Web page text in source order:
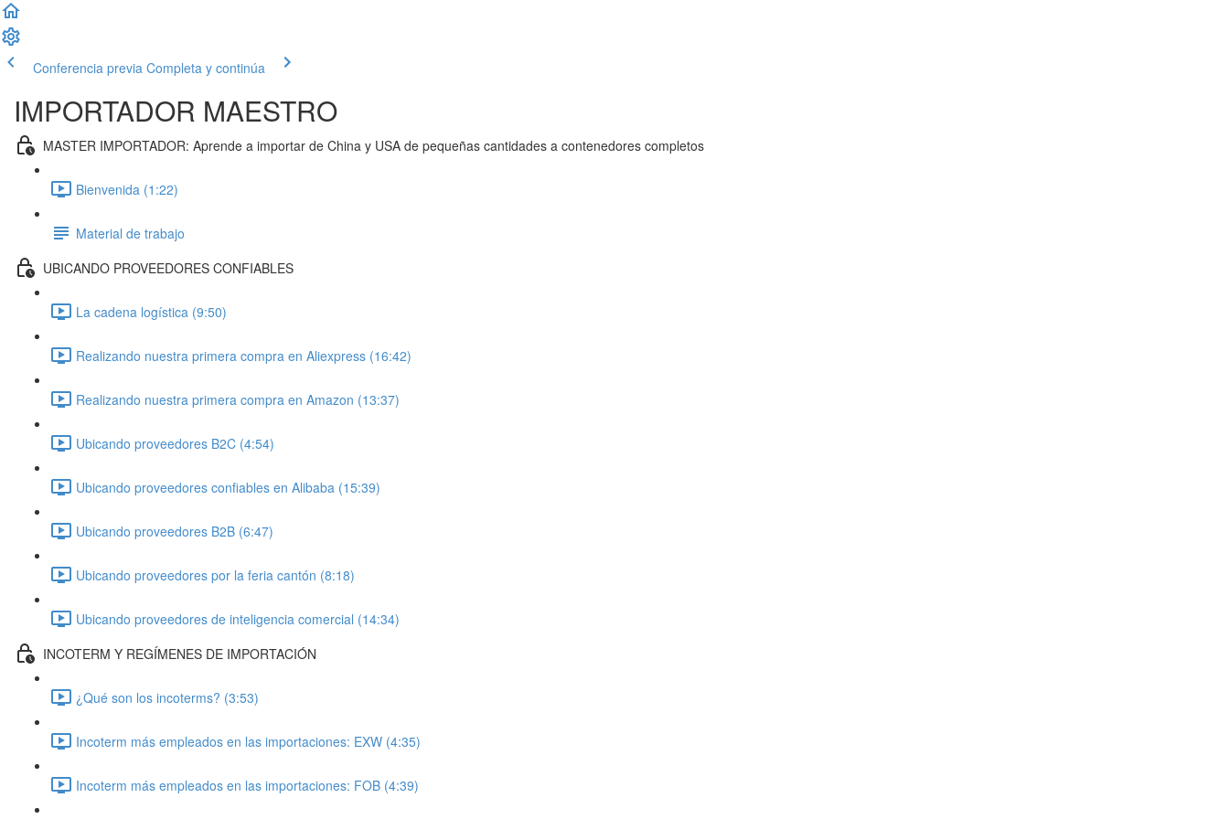
Conferencia previa Completa y continúa
IMPORTADOR MAESTRO
MASTER IMPORTADOR: Aprende a importar de China y USA de pequeñas cantidades a contenedores completos
Bienvenida (1:22)
Material de trabajo
UBICANDO PROVEEDORES CONFIABLES
La cadena logística (9:50)
Realizando nuestra primera compra en Aliexpress (16:42)
Realizando nuestra primera compra en Amazon (13:37)
Ubicando proveedores B2C (4:54)
Ubicando proveedores confiables en Alibaba (15:39)
Ubicando proveedores B2B (6:47)
Ubicando proveedores por la feria cantón (8:18)
Ubicando proveedores de inteligencia comercial (14:34)
INCOTERM Y REGÍMENES DE IMPORTACIÓN
¿Qué son los incoterms? (3:53)
Incoterm más empleados en las importaciones: EXW (4:35)
Incoterm más empleados en las importaciones: FOB (4:39)